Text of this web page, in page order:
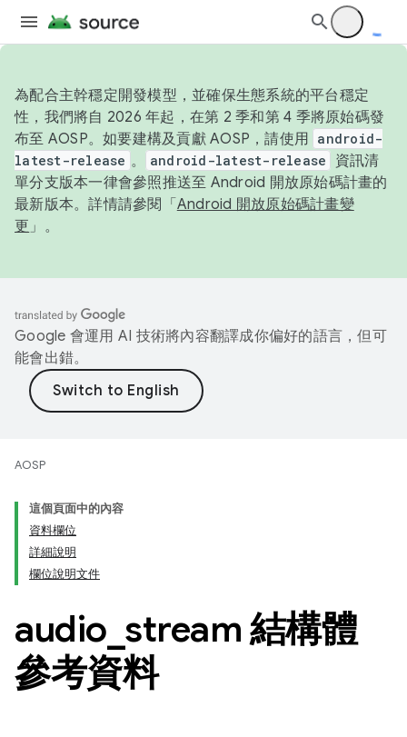
為配合主幹穩定開發模型，並確保生態系統的平台穩定
性，我們將自 2026 年起，在第 2 季和第 4 季將原始碼發
布至 AOSP。如要建構及貢獻 AOSP，請使用 android-
latest-release 。 android-latest-release
資訊清
單分支版本一律會參照推送至 Android 開放原始碼計畫的
最新版本。詳情請參閱「 Android 開放原始碼計畫變
更 」。
Google 會運用 AI 技術將內容翻譯成你偏好的語言，但可
能會出錯。
AOSP
這個頁面中的內容
資料欄位
詳細說明
欄位說明文件
audio stream 結構體
參考資料